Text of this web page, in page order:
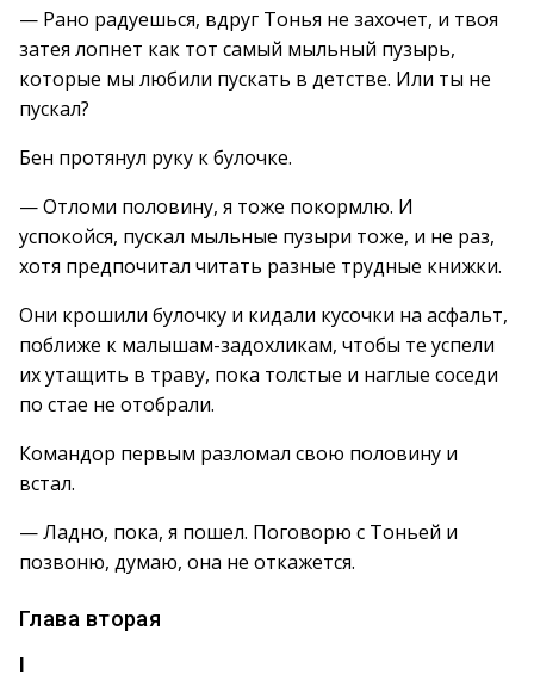
— Рано радуешься, вдруг Тонья не захочет, и твоя
затея лопнет как тот самый мыльный пузырь,
которые мы любили пускать в детстве. Или ты не
пускал?
Бен протянул руку к булочке.
— Отломи половину, я тоже покормлю. И
успокойся, пускал мыльные пузыри тоже, и не раз,
хотя предпочитал читать разные трудные книжки.
Они крошили булочку и кидали кусочки на асфальт,
поближе к малышам-задохликам, чтобы те успели
их утащить в траву, пока толстые и наглые соседи
по стае не отобрали.
Командор первым разломал свою половину и
встал.
— Ладно, пока, я пошел. Поговорю с Тоньей и
позвоню, думаю, она не откажется.
Глава вторая
I